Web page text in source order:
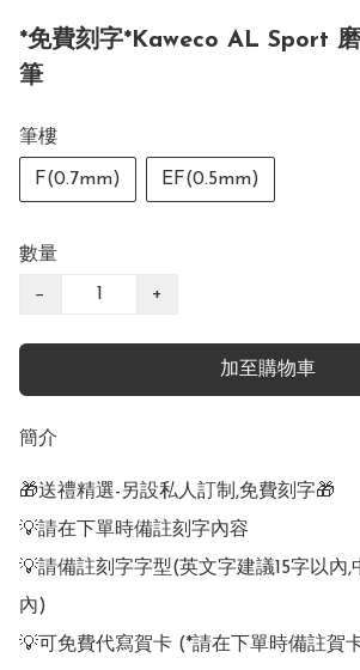
*免費刻字*Kaweco AL Sport
筆
筆樓
F(0.7mm) EF(0.5mm)
數量
− +
加至購物車
簡介
🎁送禮精選-另設私人訂制,免費刻字🎁
💡請在下單時備註刻字內容
💡請備註刻字字型(英文字建議15字以內,
內)
💡可免費代寫賀卡 (*請在下單時備註賀